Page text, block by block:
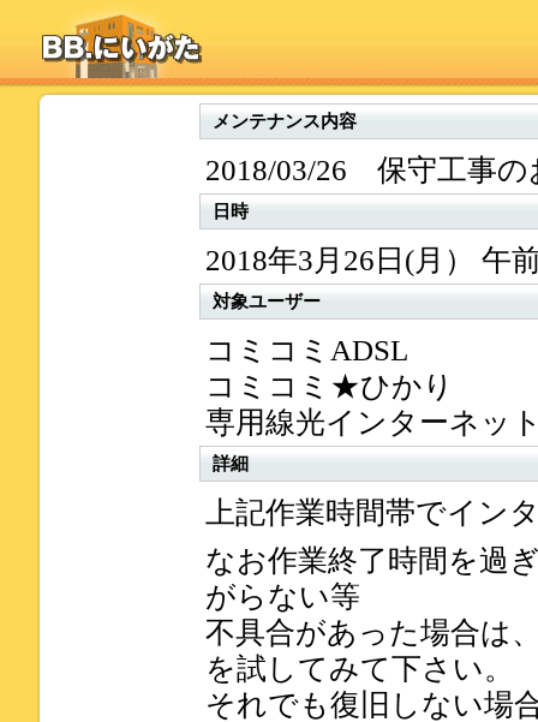
メンテナンス内容
2018/03/26 保守工事の
日時
2018年3月26日(月） 午
対象ユーザー
コミコミADSL
コミコミ★ひかり
専用線光インターネッ
詳細
上記作業時間帯でイン
なお作業終了時間を過
がらない等
不具合があった場合は
を試してみて下さい。
それでも復旧しない場